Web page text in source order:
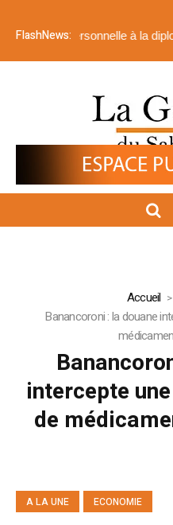
FlashNews:
personnelle à la
Accueil
Banancoroni : la douane
intercepte
de
A LA UNE ECONOMIE